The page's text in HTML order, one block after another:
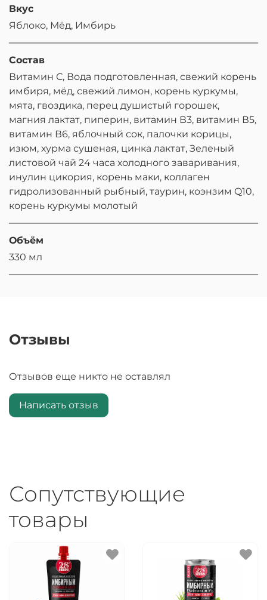
Вкус
Яблоко, Мёд, Имбирь
Состав
Витамин С, Вода подготовленная, свежий корень
имбиря, мёд, свежий лимон, корень куркумы,
мята, гвоздика, перец душистый горошек,
магния лактат, пиперин, витамин В3, витамин В5,
витамин В6, яблочный сок, палочки корицы,
изюм, хурма сушеная, цинка лактат, Зеленый
листовой чай 24 часа холодного заваривания,
инулин цикория, корень маки, коллаген
гидролизованный рыбный, таурин, коэнзим Q10,
корень куркумы молотый
Объём
330 мл
Отзывы
Отзывов еще никто не оставлял
Написать отзыв
Сопутствующие
товары